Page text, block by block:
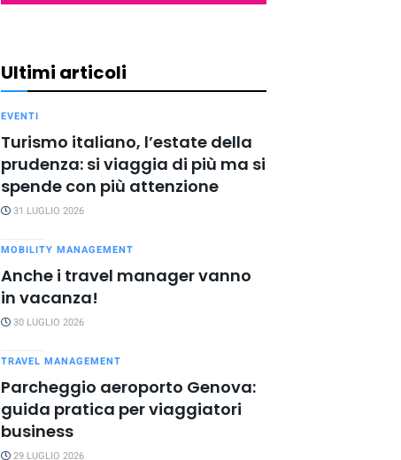
Ultimi articoli
EVENTI
Turismo italiano, l’estate della
prudenza: si viaggia di più ma si
spende con più attenzione
31 LUGLIO 2026
MOBILITY MANAGEMENT
Anche i travel manager vanno
in vacanza!
30 LUGLIO 2026
TRAVEL MANAGEMENT
Parcheggio aeroporto Genova:
guida pratica per viaggiatori
business
29 LUGLIO 2026